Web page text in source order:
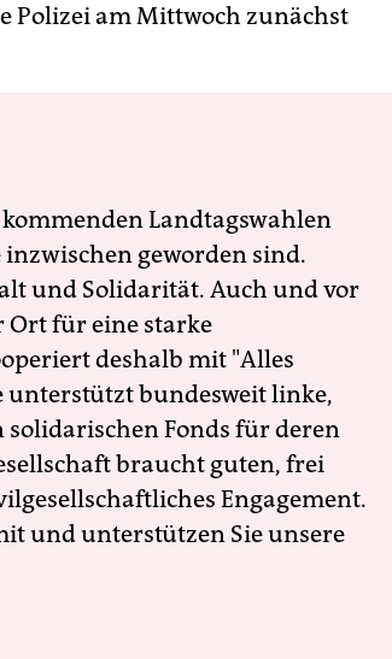
Polizei am Mittwoch zunächst
Landtagswahlen
geworden sind.
und Solidarität. Auch und vor
Ort für eine starke
deshalb mit "Alles
bundesweit linke,
Fonds für deren
braucht guten, frei
Engagement.
und unterstützen Sie unsere